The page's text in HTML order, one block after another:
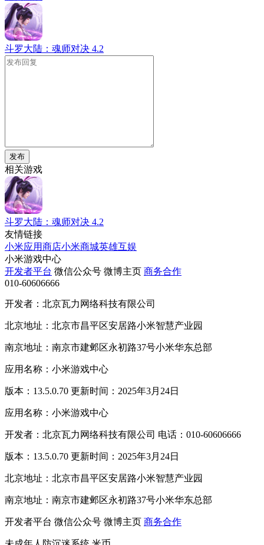
斗罗大陆：魂师对决 4.2
发布
相关游戏
斗罗大陆：魂师对决 4.2
友情链接
小米应用商店小米商城英雄互娱
小米游戏中心
开发者平台 微信公众号 微博主页 商务合作
010-60606666
开发者：北京瓦力网络科技有限公司
北京地址：北京市昌平区安居路小米智慧产业园
南京地址：南京市建邺区永初路37号小米华东总部
应用名称：小米游戏中心
版本：13.5.0.70 更新时间：2025年3月24日
应用名称：小米游戏中心
开发者：北京瓦力网络科技有限公司 电话：010-60606666
版本：13.5.0.70 更新时间：2025年3月24日
北京地址：北京市昌平区安居路小米智慧产业园
南京地址：南京市建邺区永初路37号小米华东总部
开发者平台 微信公众号 微博主页 商务合作